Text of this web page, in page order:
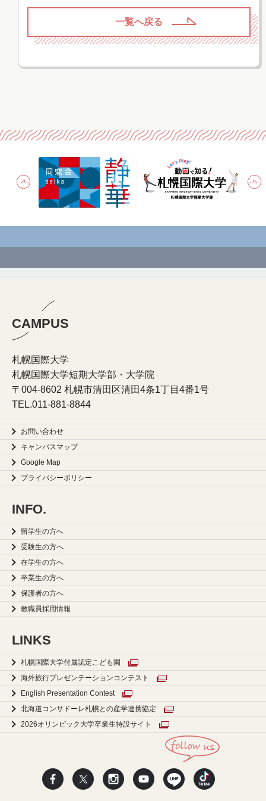
一覧へ戻る
CAMPUS
札幌国際大学
札幌国際大学短期大学部・大学院
〒004-8602 札幌市清田区清田4条1丁目4番1号
TEL.011-881-8844
お問い合わせ
キャンパスマップ
Google Map
プライバシーポリシー
INFO.
留学生の方へ
受験生の方へ
在学生の方へ
卒業生の方へ
保護者の方へ
教職員採用情報
LINKS
札幌国際大学付属認定こども園
海外旅行プレゼンテーションコンテスト
English Presentation Contest
北海道コンサドーレ札幌との産学連携協定
2026オリンピック大学卒業生特設サイト